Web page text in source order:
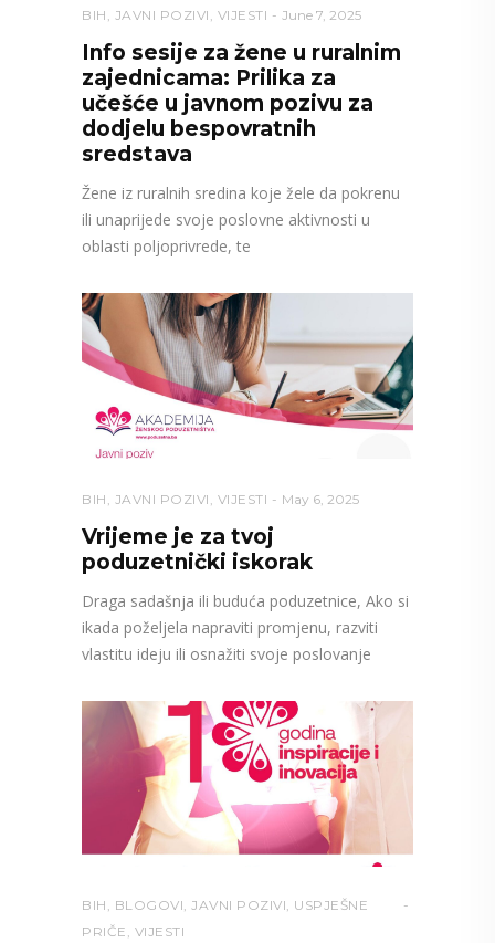
BIH , JAVNI POZIVI , VIJESTI June 7, 2025
Info sesije za žene u ruralnim
zajednicama: Prilika za
učešće u javnom pozivu za
dodjelu bespovratnih
sredstava
Žene iz ruralnih sredina koje žele da pokrenu
ili unaprijede svoje poslovne aktivnosti u
oblasti poljoprivrede, te
BIH JAVNI POZIVI VIJESTI May 6, 2025
Vrijeme je za tvoj
poduzetnički iskorak
Draga sadašnja ili buduća poduzetnice, Ako si
ikada poželjela napraviti promjenu, razviti
vlastitu ideju ili osnažiti svoje poslovanje
BIH BLOGOVI JAVNI POZIVI USPJEŠNE
PRIČE VIJESTI